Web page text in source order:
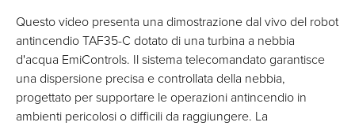
Questo video presenta una dimostrazione dal vivo del robot
antincendio TAF35-C dotato di una turbina a nebbia
d'acqua EmiControls. Il sistema telecomandato garantisce
una dispersione precisa e controllata della nebbia,
progettato per supportare le operazioni antincendio in
ambienti pericolosi o difficili da raggiungere. La